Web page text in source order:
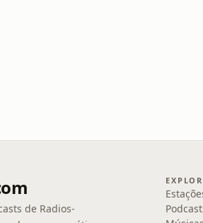
de Radios-